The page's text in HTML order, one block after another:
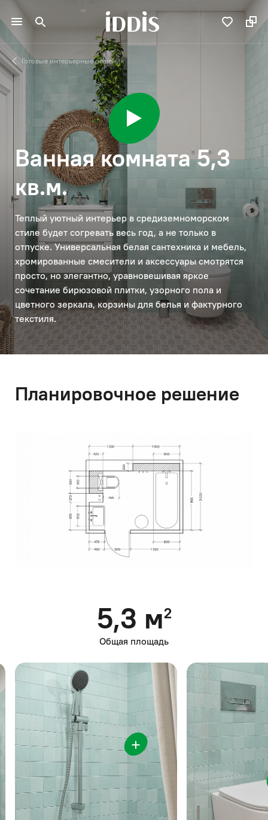
Готовые интерьерные решения
Ванная комната 5,3
кв.м.
Теплый уютный интерьер в средиземноморском
стиле будет согревать весь год, а не только в
отпуске. Универсальная белая сантехника и мебель,
хромированные смесители и аксессуары смотрятся
просто, но элегантно, уравновешивая яркое
сочетание бирюзовой плитки, узорного пола и
цветного зеркала, корзины для белья и фактурного
текстиля.
Планировочное решение
5,3 м2
Общая площадь